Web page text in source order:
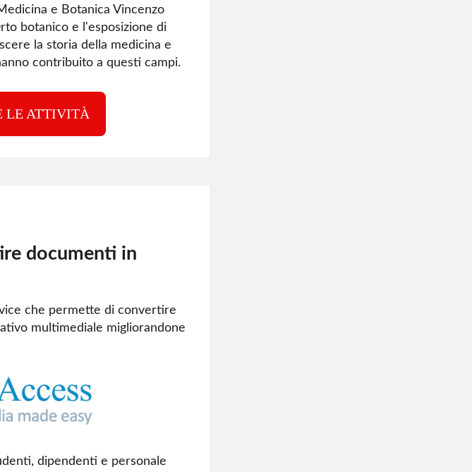
e Botanica Vincenzo
botanico e l'esposizione di
la storia della medicina e
contribuito a questi campi.
LE ATTIVITÀ
documenti in
che permette di convertire
multimediale migliorandone
dipendenti e personale